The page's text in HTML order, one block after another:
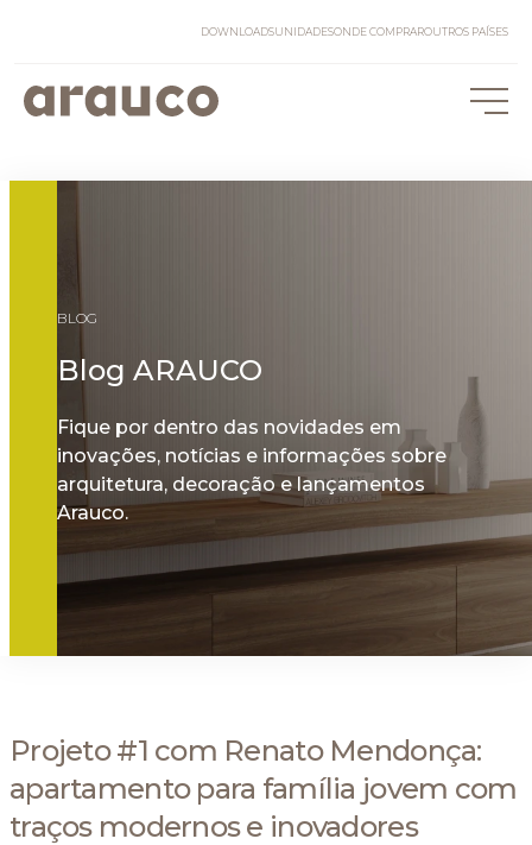
DOWNLOADSUNIDADESONDE COMPRAROUTROS PAÍSES
BLOG
Blog ARAUCO
Fique por dentro das novidades em
inovações, notícias e informações sobre
arquitetura, decoração e lançamentos
Arauco.
Projeto #1 com Renato Mendonça:
apartamento para família jovem com
traços modernos e inovadores